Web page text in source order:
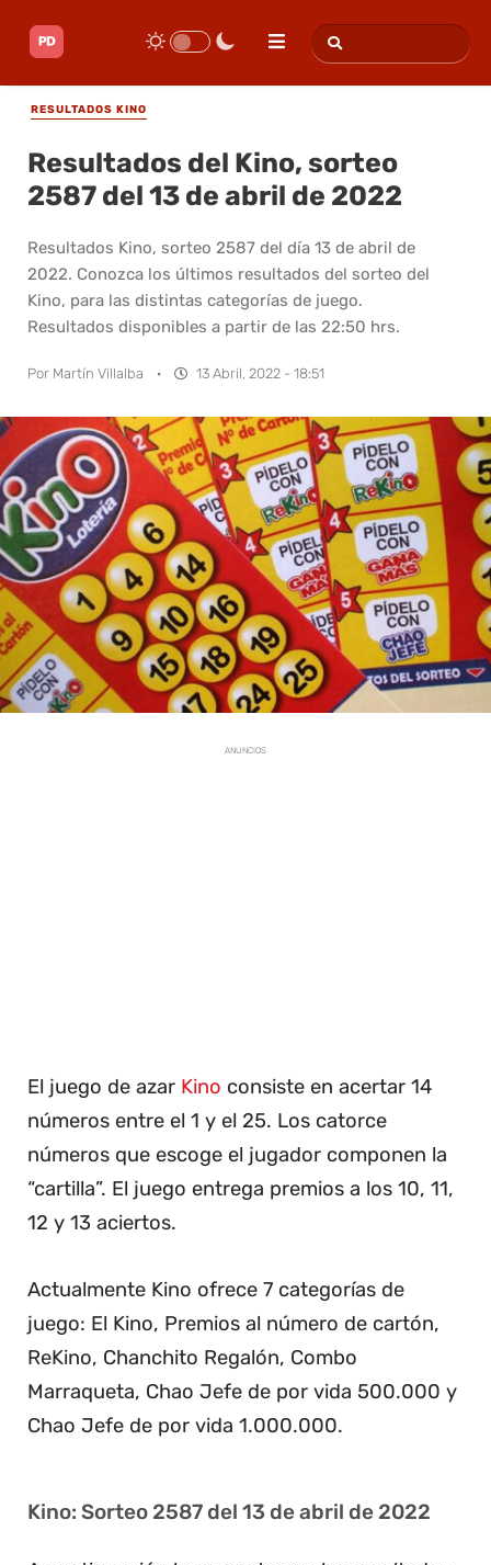
RESULTADOS KINO
Resultados del Kino, sorteo
2587 del 13 de abril de 2022
Resultados Kino, sorteo 2587 del día 13 de abril de
2022. Conozca los últimos resultados del sorteo del
Kino, para las distintas categorías de juego.
Resultados disponibles a partir de las 22:50 hrs.
Por Martín Villalba · 13 Abril, 2022 - 18:51
ANUNCIOS
El juego de azar Kino consiste en acertar 14
números entre el 1 y el 25. Los catorce
números que escoge el jugador componen la
“cartilla”. El juego entrega premios a los 10, 11,
12 y 13 aciertos.
Actualmente Kino ofrece 7 categorías de
juego: El Kino, Premios al número de cartón,
ReKino, Chanchito Regalón, Combo
Marraqueta, Chao Jefe de por vida 500.000 y
Chao Jefe de por vida 1.000.000.
Kino: Sorteo 2587 del 13 de abril de 2022